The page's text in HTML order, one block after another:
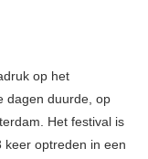
op het
dagen duurde, op
Het festival is
keer optreden in een